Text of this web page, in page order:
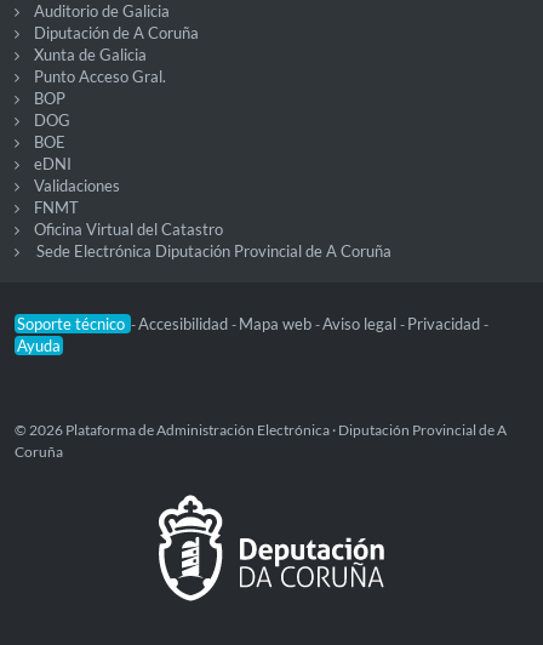
Auditorio de Galicia
Diputación de A Coruña
Xunta de Galicia
Punto Acceso Gral.
BOP
DOG
BOE
eDNI
Validaciones
FNMT
Oficina Virtual del Catastro
Sede Electrónica Diputación Provincial de A Coruña
Soporte técnico -Accesibilidad - Mapa web -Aviso legal - Privacidad -
Ayuda
© 2026 Plataforma de Administración Electrónica · Diputación Provincial de A
Coruña